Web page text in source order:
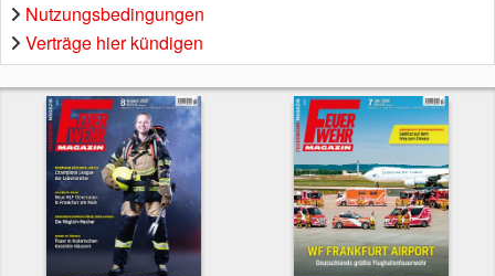
Nutzungsbedingungen
Verträge hier kündigen